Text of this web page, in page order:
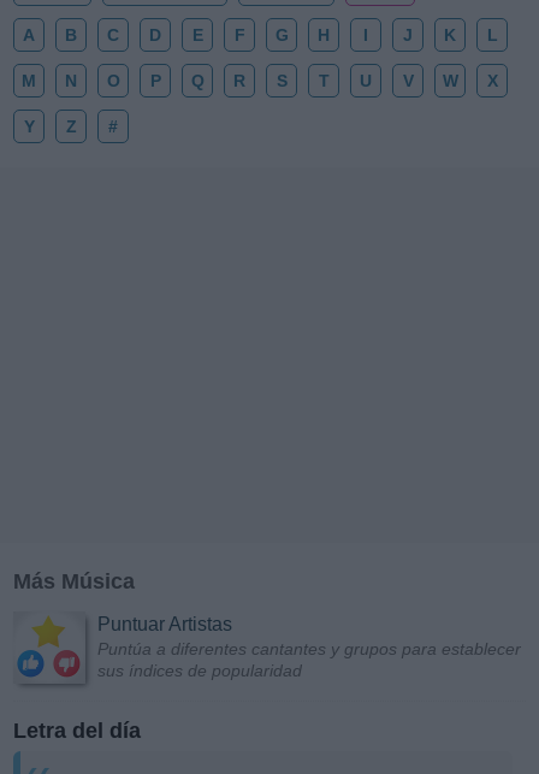
A B C D E F G H I J K L
M N O P Q R S T U V W X
Y Z #
Más Música
Puntuar Artistas
Puntúa a diferentes cantantes y grupos para establecer
sus índices de popularidad
Letra del día